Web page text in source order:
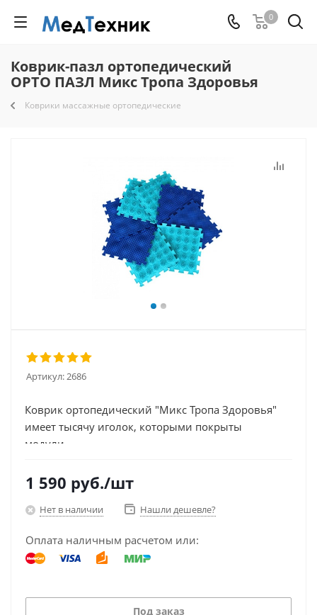
0
Коврик-пазл ортопедический
ОРТО ПАЗЛ Микс Тропа Здоровья
Коврики массажные ортопедические
Артикул:2686
Коврик ортопедический "Микс Тропа Здоровья"
имеет тысячу иголок, которыми покрыты
модули...
1 590 руб./шт
Нет в наличии Нашли дешевле?
Оплата наличным расчетом или:
Под заказ